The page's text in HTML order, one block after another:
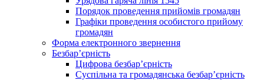
Порядок проведення прийомів громадян
Графіки проведення особистого прийому
громадян
Форма електронного звернення
Безбар’єрність
Цифрова безбар’єрність
Суспільна та громадянська безбар’єрність